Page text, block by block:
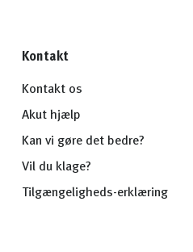
Kontakt
Kontakt os
Akut hjælp
Kan vi gøre det bedre?
Vil du klage?
Tilgængeligheds-erklæring